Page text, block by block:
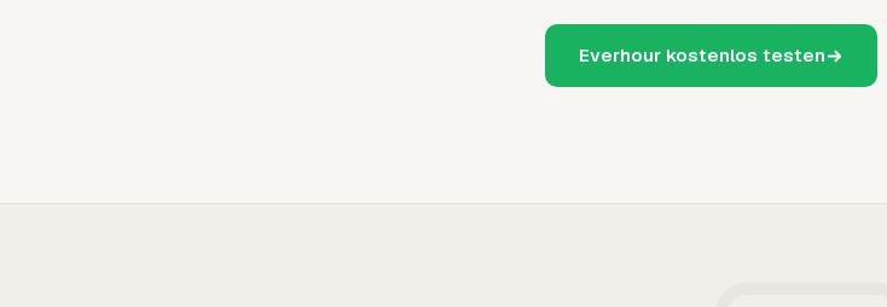
Everhour kostenlos testen